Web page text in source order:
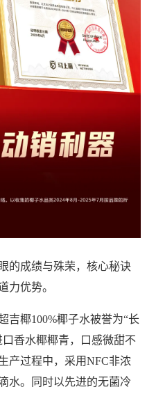
的成绩与殊荣，核心秘诀
力优势。
吉椰100%椰子水被誉为“长
香水椰椰青，口感微甜不
产过程中，采用NFC非浓
水。同时以先进的无菌冷